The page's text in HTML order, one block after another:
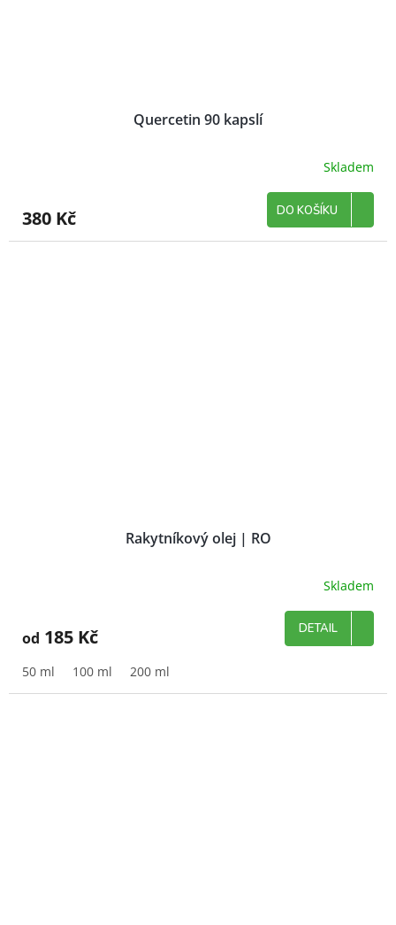
Quercetin 90 kapslí
Skladem
380 Kč DO KOŠÍKU
Rakytníkový olej | RO
Skladem
od 185 Kč DETAIL
50 ml 100 ml 200 ml